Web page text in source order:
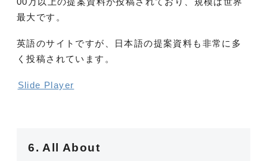
最大です。
英語のサイトですが、日本語の提案資料も非常に多
く投稿されています。
Slide Player
6. All About